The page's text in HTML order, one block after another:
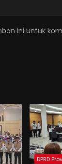
ini untuk
DPRD